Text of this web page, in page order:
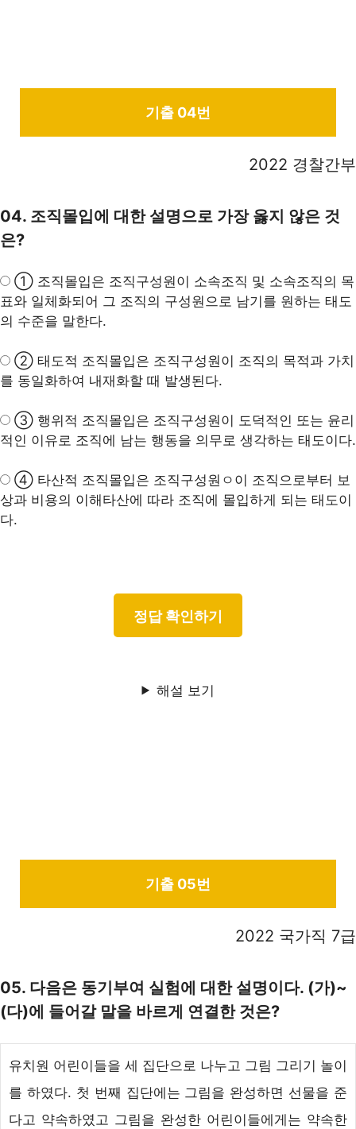
기출 04번
2022 경찰간부
04. 조직몰입에 대한 설명으로 가장 옳지 않은 것
은?
① 조직몰입은 조직구성원이 소속조직 및 소속조직의 목
표와 일체화되어 그 조직의 구성원으로 남기를 원하는 태도
의 수준을 말한다.
② 태도적 조직몰입은 조직구성원이 조직의 목적과 가치
를 동일화하여 내재화할 때 발생된다.
③ 행위적 조직몰입은 조직구성원이 도덕적인 또는 윤리
적인 이유로 조직에 남는 행동을 의무로 생각하는 태도이다.
④ 타산적 조직몰입은 조직구성원ㅇ이 조직으로부터 보
상과 비용의 이해타산에 따라 조직에 몰입하게 되는 태도이
다.
해설 보기
기출 05번
2022 국가직 7급
05. 다음은 동기부여 실험에 대한 설명이다. (가)~
(다)에 들어갈 말을 바르게 연결한 것은?
유치원 어린이들을 세 집단으로 나누고 그림 그리기 놀이
를 하였다. 첫 번째 집단에는 그림을 완성하면 선물을 준
다고 약속하였고 그림을 완성한 어린이들에게는 약속한